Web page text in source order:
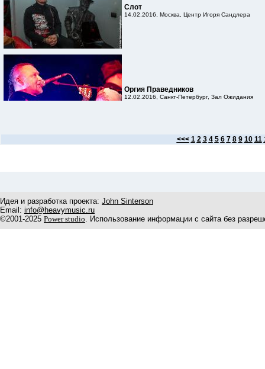
Слот
14.02.2016, Москва, Центр Игоря Сандлера
Оргия Праведников
12.02.2016, Санкт-Петербург, Зал Ожидания
<<< 1 2 3 4 5 6 7 8 9 10 11
Идея и разработка проекта: John Sinterson
Email: info@heavymusic.ru
©2001-2025 Power studio. Использование информации с сайта без